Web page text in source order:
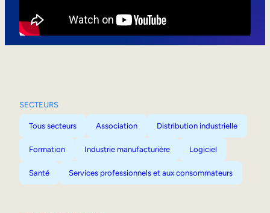
SECTEURS
Tous secteurs Association Distribution industrielle
Formation Industrie manufacturière Logiciel
Santé Services professionnels et aux consommateurs